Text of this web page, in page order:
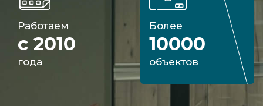
Работаем
с 2010
года
Более
10000
объектов